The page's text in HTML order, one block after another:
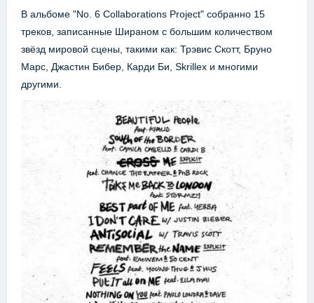
В альбоме "No. 6 Collaborations Project" собранно 15
треков, записанные Шираном с большим количеством
звёзд мировой сцены, такими как: Трэвис Скотт, Бруно
Марс, Джастин Бибер, Карди Би, Skrillex и многими
другими.